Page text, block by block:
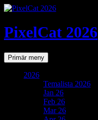
PixelCat 2026
SökPrimär meny Gå
till
2026
Temalista 2026
Jan 26
Feb 26
Mar 26